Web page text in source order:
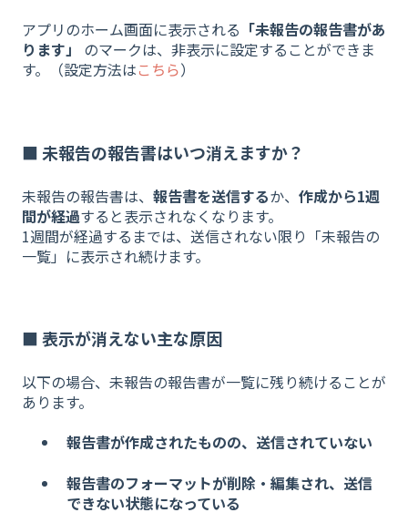
アプリのホーム画面に表示される 「未報告の報告書があ
ります」
のマークは、非表示に設定することができま
す。（設定方法はこちら）
■ 未報告の報告書はいつ消えますか？
未報告の報告書は、 報告書を送信するか、 作成から1週
間が経過すると表示されなくなります。
1週間が経過するまでは、送信されない限り「未報告の
一覧」に表示され続けます。
■ 表示が消えない主な原因
以下の場合、未報告の報告書が一覧に残り続けることが
あります。
報告書が作成されたものの、送信されていない
報告書のフォーマットが削除・編集され、送信
できない状態になっている